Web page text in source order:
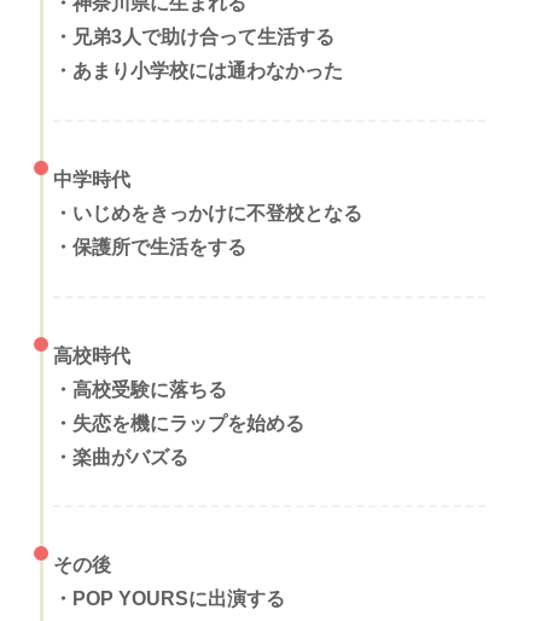
・兄弟3人で助け合って生活する
・あまり小学校には通わなかった
中学時代
・ いじめをきっかけに不登校となる
・ 保護所で生活をする
高校時代
・ 高校受験に落ちる
・ 失恋を機にラップを始める
・ 楽曲がバズる
その後
・POP YOURSに出演する